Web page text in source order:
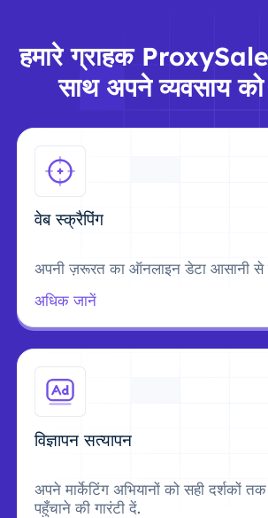
हमारे ग्राहक
साथ अपने व्यवसाय को
वेब स्क्रैपिंग
अपनी ज़रूरत का ऑनलाइन डेटा आसानी से
अधिक जानें
विज्ञापन सत्यापन
अपने मार्केटिंग अभियानों को सही दर्शकों
पहुँचाने की गारंटी दें.